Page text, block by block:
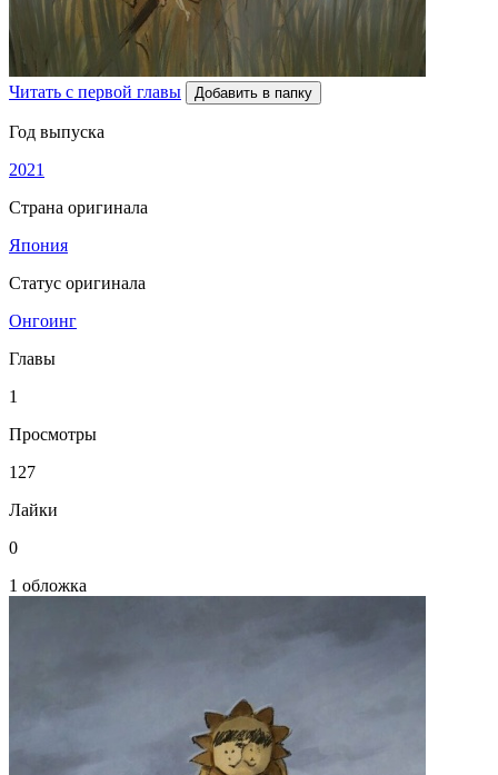
Читать с первой главы Добавить в папку
Год выпуска
2021
Страна оригинала
Япония
Статус оригинала
Онгоинг
Главы
1
Просмотры
127
Лайки
0
1 обложка